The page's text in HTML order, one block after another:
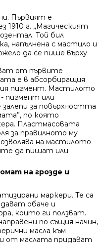
Първият е
г. „Магическият
Той бил
напълнена с мастило и
да се пише върху
от първите
е в абсорбиращия
пигмент. Мастилото
пигмент или
за повърхността
по която
Пластмасовата
за правилното му
на мастилото
да пишат или
на грозде и
маркери. Те са
обаче и
които ги ползват.
по същия начин,
масла към
от маслата придават